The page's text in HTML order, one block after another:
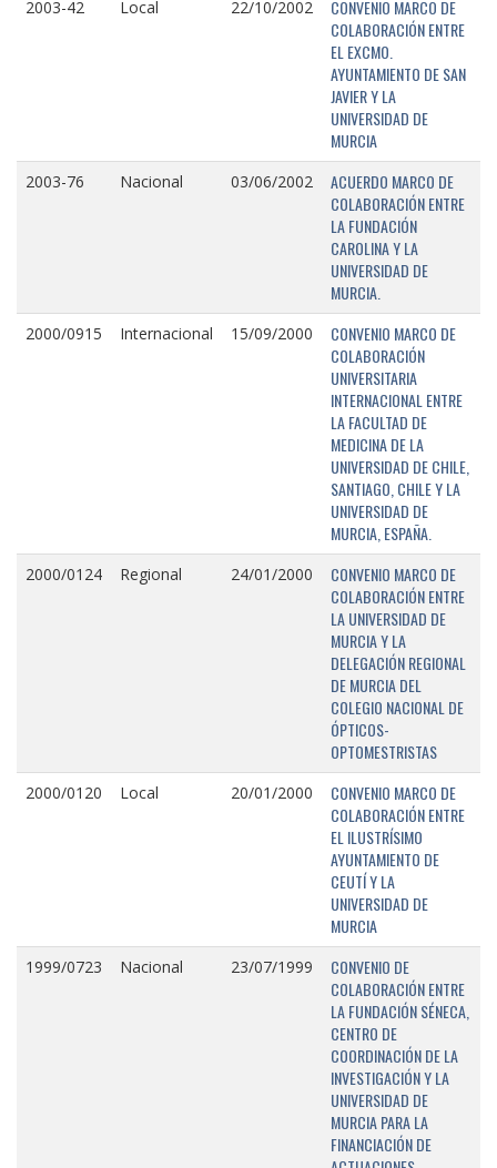
2003-42 Local 22/10/2002
CONVENIO MARCO DE
COLABORACIÓN ENTRE
EL EXCMO.
AYUNTAMIENTO DE SAN
JAVIER Y LA
UNIVERSIDAD DE
MURCIA
2003-76 Nacional 03/06/2002
ACUERDO MARCO DE
COLABORACIÓN ENTRE
LA FUNDACIÓN
CAROLINA Y LA
UNIVERSIDAD DE
MURCIA.
2000/0915 Internacional 15/09/2000
CONVENIO MARCO DE
COLABORACIÓN
UNIVERSITARIA
INTERNACIONAL ENTRE
LA FACULTAD DE
MEDICINA DE LA
UNIVERSIDAD DE CHILE,
SANTIAGO, CHILE Y LA
UNIVERSIDAD DE
MURCIA, ESPAÑA.
2000/0124 Regional 24/01/2000
CONVENIO MARCO DE
COLABORACIÓN ENTRE
LA UNIVERSIDAD DE
MURCIA Y LA
DELEGACIÓN REGIONAL
DE MURCIA DEL
COLEGIO NACIONAL DE
ÓPTICOS-
OPTOMESTRISTAS
2000/0120 Local 20/01/2000
CONVENIO MARCO DE
COLABORACIÓN ENTRE
EL ILUSTRÍSIMO
AYUNTAMIENTO DE
CEUTÍ Y LA
UNIVERSIDAD DE
MURCIA
1999/0723 Nacional 23/07/1999
CONVENIO DE
COLABORACIÓN ENTRE
LA FUNDACIÓN SÉNECA,
CENTRO DE
COORDINACIÓN DE LA
INVESTIGACIÓN Y LA
UNIVERSIDAD DE
MURCIA PARA LA
FINANCIACIÓN DE